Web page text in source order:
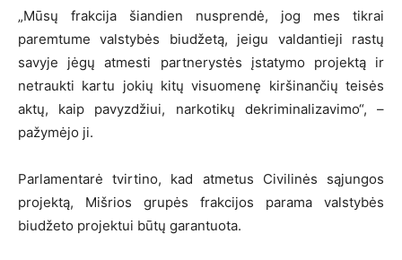
„Mūsų frakcija šiandien nusprendė, jog mes tikrai
paremtume valstybės biudžetą, jeigu valdantieji rastų
savyje jėgų atmesti partnerystės įstatymo projektą ir
netraukti kartu jokių kitų visuomenę kiršinančių teisės
aktų, kaip pavyzdžiui, narkotikų dekriminalizavimo“, –
pažymėjo ji.
Parlamentarė tvirtino, kad atmetus Civilinės sąjungos
projektą, Mišrios grupės frakcijos parama valstybės
biudžeto projektui būtų garantuota.